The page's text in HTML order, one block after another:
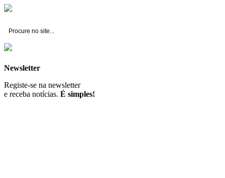
Newsletter
Registe-se na newsletter
e receba notícias. É simples!